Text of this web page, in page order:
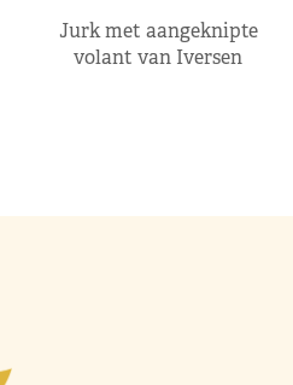
Jurk met aangeknipte
volant van Iversen